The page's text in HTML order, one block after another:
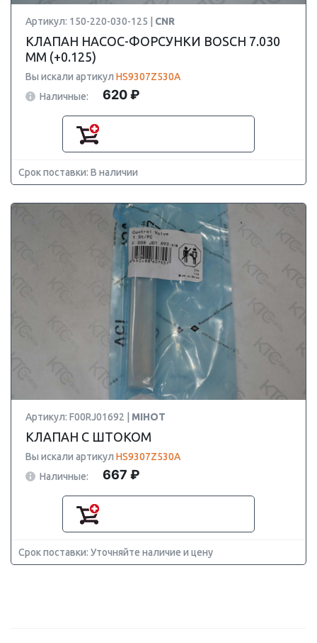
Артикул: 150-220-030-125 | CNR
КЛАПАН НАСОС-ФОРСУНКИ BOSCH 7.030
ММ (+0.125)
Вы искали артикул HS9307Z530A
Наличные:
620 ₽
Срок поставки: В наличии
Артикул: F00RJ01692 | MIHOT
КЛАПАН С ШТОКОМ
Вы искали артикул HS9307Z530A
Наличные:
667 ₽
Срок поставки: Уточняйте наличие и цену